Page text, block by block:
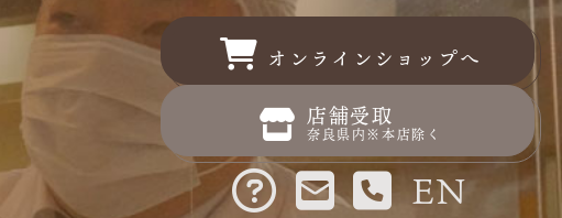
オンラインショップへ
店舗受取
奈良県内※本店除く
EN